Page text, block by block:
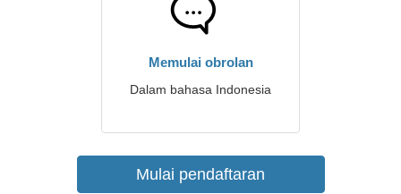
Memulai obrolan
Dalam bahasa Indonesia
Mulai pendaftaran